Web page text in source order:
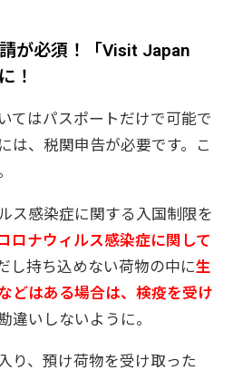
が必須！「Visit Japan
！
てはパスポートだけで可能で
は、税関申告が必要です。こ
ス感染症に関する入国制限を
ロナウィルス感染症に関して
し持ち込めない荷物の中に生
どはある場合は、検疫を受け
違いしないように。
り、預け荷物を受け取った